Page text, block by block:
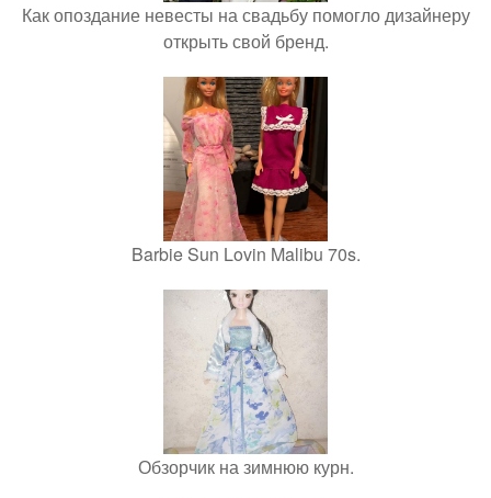
Как опоздание невесты на свадьбу помогло дизайнеру
открыть свой бренд.
Barbie Sun Lovin Malibu 70s.
Обзорчик на зимнюю курн.